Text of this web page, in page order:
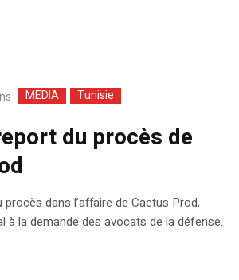
MEDIA Tunisie
du procès de
dans l’affaire de Cactus Prod,
à la demande des avocats de la défense.